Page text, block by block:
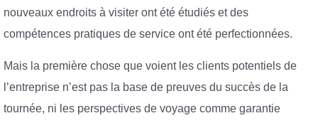
nouveaux endroits à visiter ont été étudiés et des
compétences pratiques de service ont été perfectionnées.
Mais la première chose que voient les clients potentiels de
l’entreprise n’est pas la base de preuves du succès de la
tournée, ni les perspectives de voyage comme garantie